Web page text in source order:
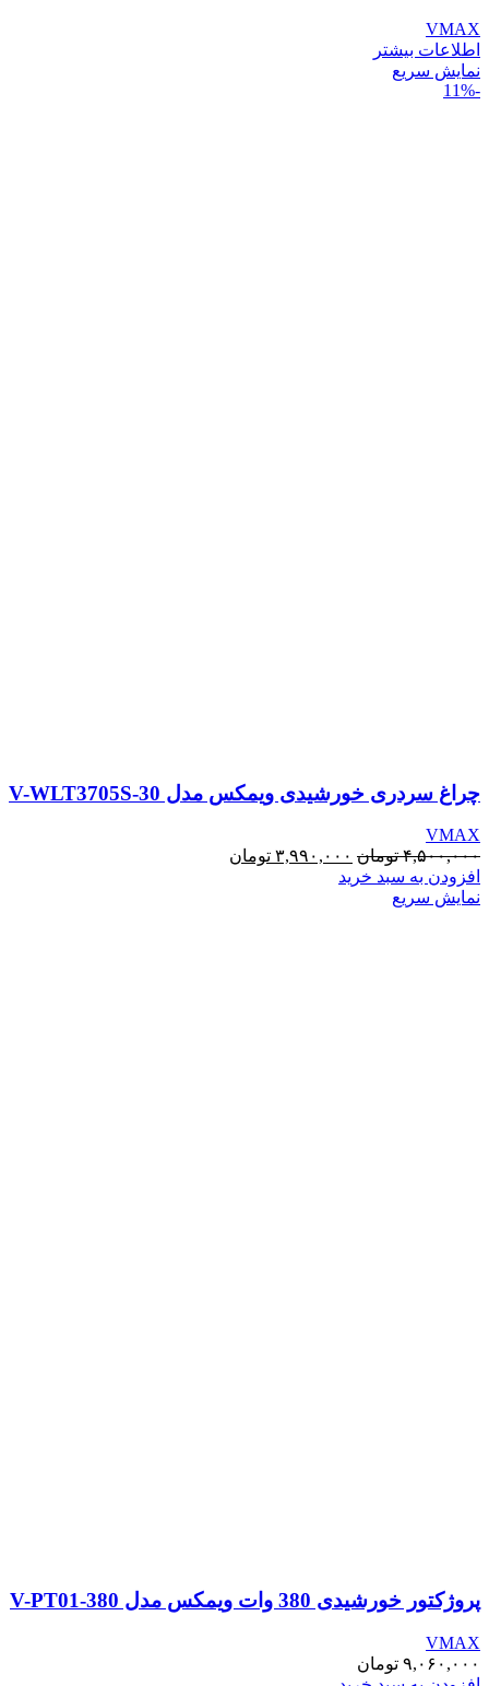
VMAX
اطلاعات بیشتر
نمایش سریع
-11%
چراغ سردری خورشیدی ویمکس مدل V-WLT3705S-30
VMAX
۴,۵۰۰,۰۰۰ تومان قیمت
اصلی:
۳,۹۹۰,۰۰۰ تومان
افزودن به سبد خرید
نمایش سریع
پروژکتور خورشیدی 380 وات ویمکس مدل V-PT01-380
VMAX
۹,۰۶۰,۰۰۰ تومان